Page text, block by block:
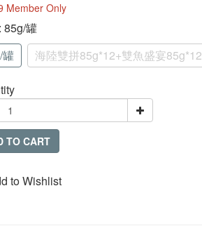
Member Only
: 85g/罐
罐
海陸雙拼85g*12+雙魚盛宴85g*12
TO CART
to Wishlist